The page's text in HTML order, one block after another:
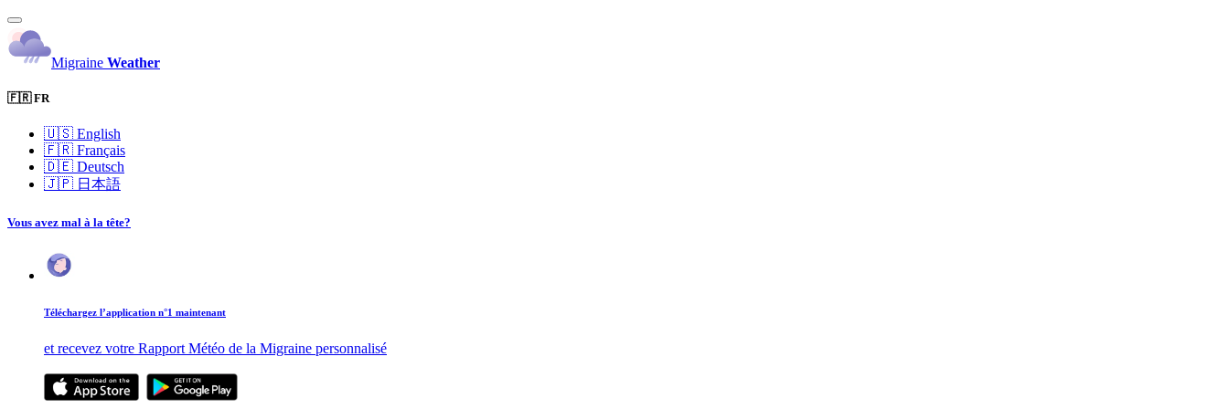
Migraine Weather
🇫🇷 FR
🇺🇸 English
🇫🇷 Français
🇩🇪 Deutsch
🇯🇵 日本語
Vous avez mal à la tête?
Téléchargez l’application n°1 maintenant
et recevez votre Rapport Météo de la Migraine personnalisé